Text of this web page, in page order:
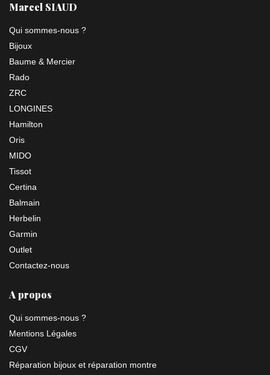
Marcel SIAUD
Qui sommes-nous ?
Bijoux
Baume & Mercier
Rado
ZRC
LONGINES
Hamilton
Oris
MIDO
Tissot
Certina
Balmain
Herbelin
Garmin
Outlet
Contactez-nous
A propos
Qui sommes-nous ?
Mentions Légales
CGV
Réparation bijoux et réparation montre